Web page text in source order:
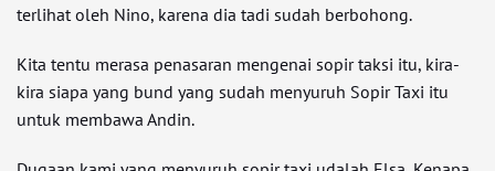
terlihat oleh Nino, karena dia tadi sudah berbohong.
Kita tentu merasa penasaran mengenai sopir taksi itu, kira-
kira siapa yang bund yang sudah menyuruh Sopir Taxi itu
untuk membawa Andin.